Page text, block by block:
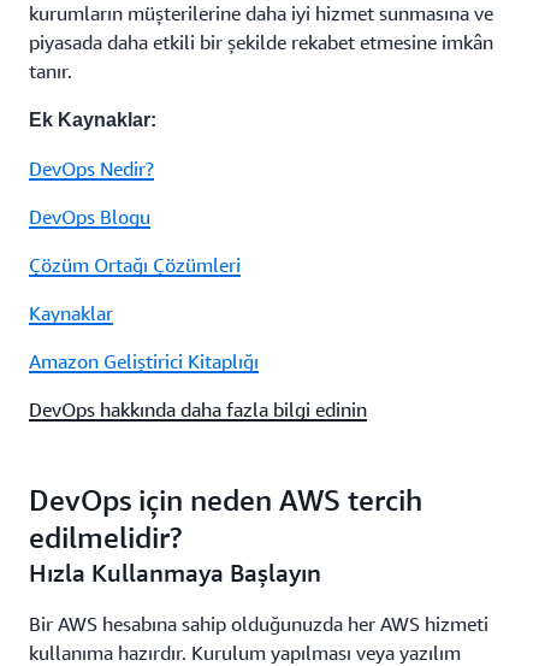
kurumların müşterilerine daha iyi hizmet sunmasına ve
piyasada daha etkili bir şekilde rekabet etmesine imkân
tanır.
Ek Kaynaklar:
DevOps Nedir?
DevOps Blogu
Çözüm Ortağı Çözümleri
Kaynaklar
Amazon Geliştirici Kitaplığı
DevOps hakkında daha fazla bilgi edinin
DevOps için neden AWS tercih
edilmelidir?
Hızla Kullanmaya Başlayın
Bir AWS hesabına sahip olduğunuzda her AWS hizmeti
kullanıma hazırdır. Kurulum yapılması veya yazılım